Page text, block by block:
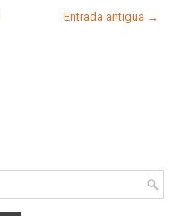
Entrada antigua →